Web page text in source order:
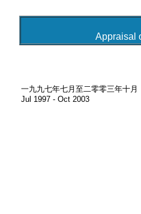
Appraisal
一九九七年七月至二零零三年十月
Jul 1997 - Oct 2003